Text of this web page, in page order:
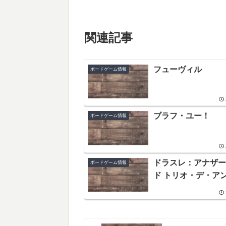
関連記事
ボードゲーム情報 フューヴィル
ボードゲーム情報 ブラフ・ユー！
ボードゲーム情報
ドラスレ：アナザ
ド トリオ・デ・ア